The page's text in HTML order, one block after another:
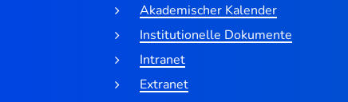
Akademischer Kalender
Institutionelle Dokumente
Intranet
Extranet